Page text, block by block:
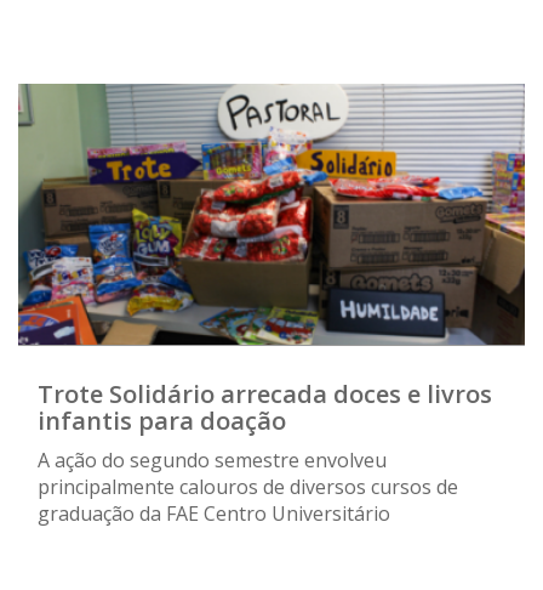
Trote Solidário arrecada doces e livros
infantis para doação
A ação do segundo semestre envolveu
principalmente calouros de diversos cursos de
graduação da FAE Centro Universitário